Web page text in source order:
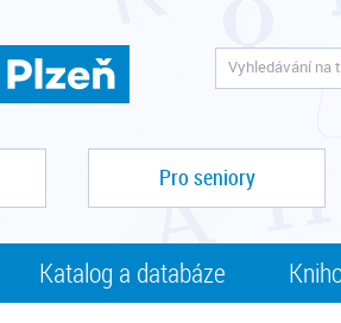
Pro seniory
Katalog a databáze